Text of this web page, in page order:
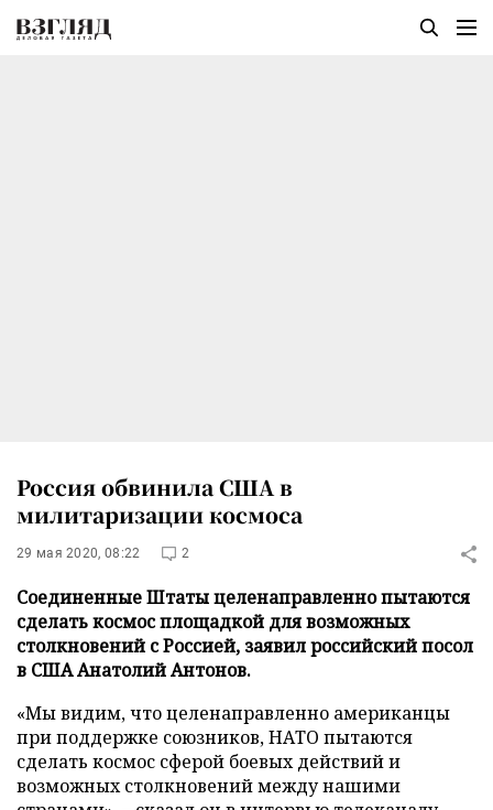
Россия обвинила США в
милитаризации космоса
29 мая 2020, 08:22 2
Соединенные Штаты целенаправленно пытаются
сделать космос площадкой для возможных
столкновений с Россией, заявил российский посол
в США Анатолий Антонов.
«Мы видим, что целенаправленно американцы
при поддержке союзников, НАТО пытаются
сделать космос сферой боевых действий и
возможных столкновений между нашими